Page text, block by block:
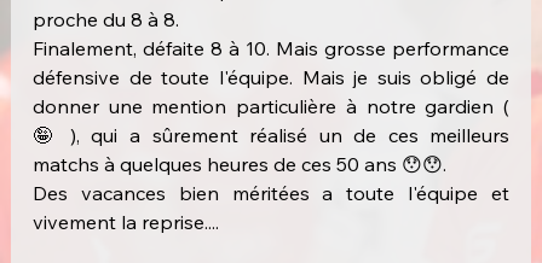
proche du 8 à 8.
Finalement, défaite 8 à 10. Mais grosse performance
défensive de toute l'équipe. Mais je suis obligé de
donner une mention particulière à notre gardien (
🤪 ), qui a sûrement réalisé un de ces meilleurs
matchs à quelques heures de ces 50 ans 😯😯.
Des vacances bien méritées a toute l'équipe et
vivement la reprise....